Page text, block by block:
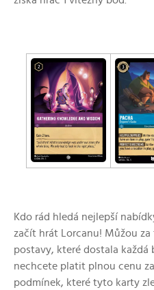
Kdo rád hledá nejlepší
začít hrát Lorcanu! Můžou
postavy, které dostala každá
nechcete platit plnou cenu
podmínek, které tyto karty